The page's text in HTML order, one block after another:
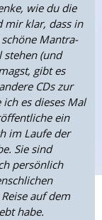
wie du die
mir klar, dass in
Mantra-
stehen (und
gibt es
CDs zur
es dieses Mal
ein
im Laufe der
Sie sind
persönlich
auf dem
habe.